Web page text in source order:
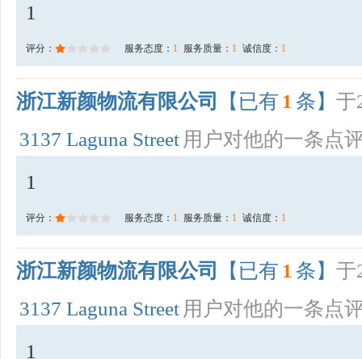
1
评分： 服务态度： 1 服务质量： 1 诚信度： 1
浙江新颜物流有限公司 【已有 1 条】 于
3137 Laguna Street 用户对他的一条点
1
评分： 服务态度： 1 服务质量： 1 诚信度： 1
浙江新颜物流有限公司 【已有 1 条】 于
3137 Laguna Street 用户对他的一条点
1